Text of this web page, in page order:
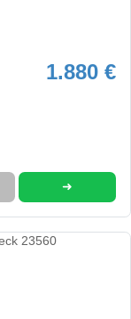
1.880 €
➜